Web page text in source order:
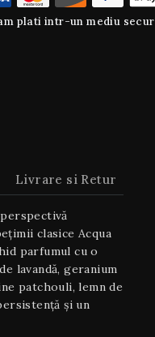
plati intr-un mediu
Livrare si Retur
clasice Acqua
parfumul cu o
lavandă, geranium
patchouli, lemn de
și un